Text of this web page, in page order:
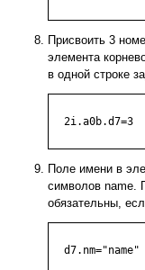
Присвоить 3
элемента
в одной строке
  2i.a0b.d7=3
Поле имени в
символов name.
обязательны,
  d7.nm="name"